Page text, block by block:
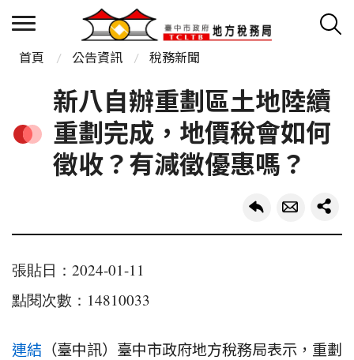
首頁 公告資訊 稅務新聞
新八自辦重劃區土地陸續
重劃完成，地價稅會如何
徵收？有減徵優惠嗎？
張貼日：2024-01-11
點閱次數：14810033
連結 （臺中訊）臺中市政府地方稅務局表示，重劃